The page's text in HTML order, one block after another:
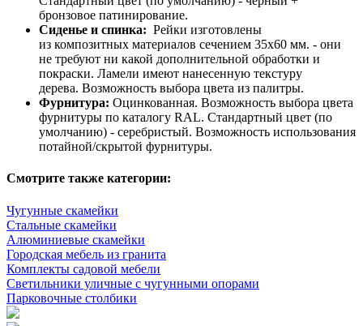
бронзовое патинирование.
Сиденье и спинка: Рейки изготовлены
из композитных материалов сечением 35х60 мм. - они
не требуют ни какой дополнительной обработки и
покраски. Ламели имеют нанесенную текстуру
дерева. Возможность выбора цвета из палитры.
Фурнитура: Оцинкованная. Возможность выбора цвета
фурнитуры по каталогу RAL. Стандартный цвет (по
умолчанию) - серебристый. Возможность использования
потайной/скрытой фурнитуры.
Смотрите также категории:
Чугунные скамейки
Стальные скамейки
Алюминиевые скамейки
Городская мебель из гранита
Комплекты садовой мебели
Светильники уличные с чугунными опорами
Парковочные столбики